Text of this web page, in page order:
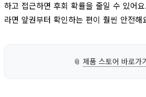
하고 접근하면 후회 확률을 줄일 수 있어
라면 앞권부터 확인하는 편이 훨씬 안전해
📎 제품 스토어 바로가